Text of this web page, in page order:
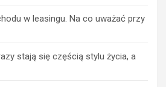
w leasingu. Na co uważać przy
stają się częścią stylu życia, a